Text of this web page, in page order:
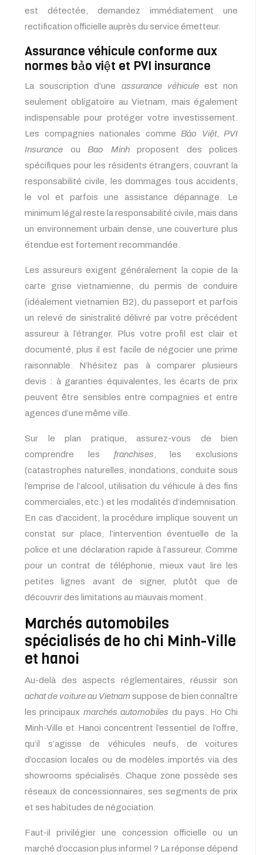
est détectée, demandez immédiatement une
rectification officielle auprès du service émetteur.
Assurance véhicule conforme aux
normes bảo việt et PVI insurance
La souscription d’une assurance véhiculeest non
seulement obligatoire au Vietnam, mais également
indispensable pour protéger votre investissement.
Les compagnies nationales comme Bảo Việt, PVI
Insurance ou Bao Minhproposent des polices
spécifiques pour les résidents étrangers, couvrant la
responsabilité civile, les dommages tous accidents,
le vol et parfois une assistance dépannage. Le
minimum légal reste la responsabilité civile, mais dans
un environnement urbain dense, une couverture plus
étendue est fortement recommandée.
Les assureurs exigent généralement la copie de la
carte grise vietnamienne, du permis de conduire
(idéalement vietnamien B2), du passeport et parfois
un relevé de sinistralité délivré par votre précédent
assureur à l’étranger. Plus votre profil est clair et
documenté, plus il est facile de négocier une prime
raisonnable. N’hésitez pas à comparer plusieurs
devis : à garanties équivalentes, les écarts de prix
peuvent être sensibles entre compagnies et entre
agences d’une même ville.
Sur le plan pratique, assurez-vous de bien
comprendre les franchises , les exclusions
(catastrophes naturelles, inondations, conduite sous
l’emprise de l’alcool, utilisation du véhicule à des fins
commerciales, etc.) et les modalités d’indemnisation.
En cas d’accident, la procédure implique souvent un
constat sur place, l’intervention éventuelle de la
police et une déclaration rapide à l’assureur. Comme
pour un contrat de téléphonie, mieux vaut lire les
petites lignes avant de signer, plutôt que de
découvrir des limitations au mauvais moment.
Marchés automobiles
spécialisés de ho chi Minh-Ville
et hanoi
Au-delà des aspects réglementaires, réussir son
achat de voiture au Vietnam suppose de bien connaître
les principaux marchés automobiles du pays. Ho Chi
Minh-Ville et Hanoi concentrent l’essentiel de l’offre,
qu’il s’agisse de véhicules neufs, de voitures
d’occasion locales ou de modèles importés via des
showrooms spécialisés. Chaque zone possède ses
réseaux de concessionnaires, ses segments de prix
et ses habitudes de négociation.
Faut-il privilégier une concession officielle ou un
marché d’occasion plus informel ? La réponse dépend